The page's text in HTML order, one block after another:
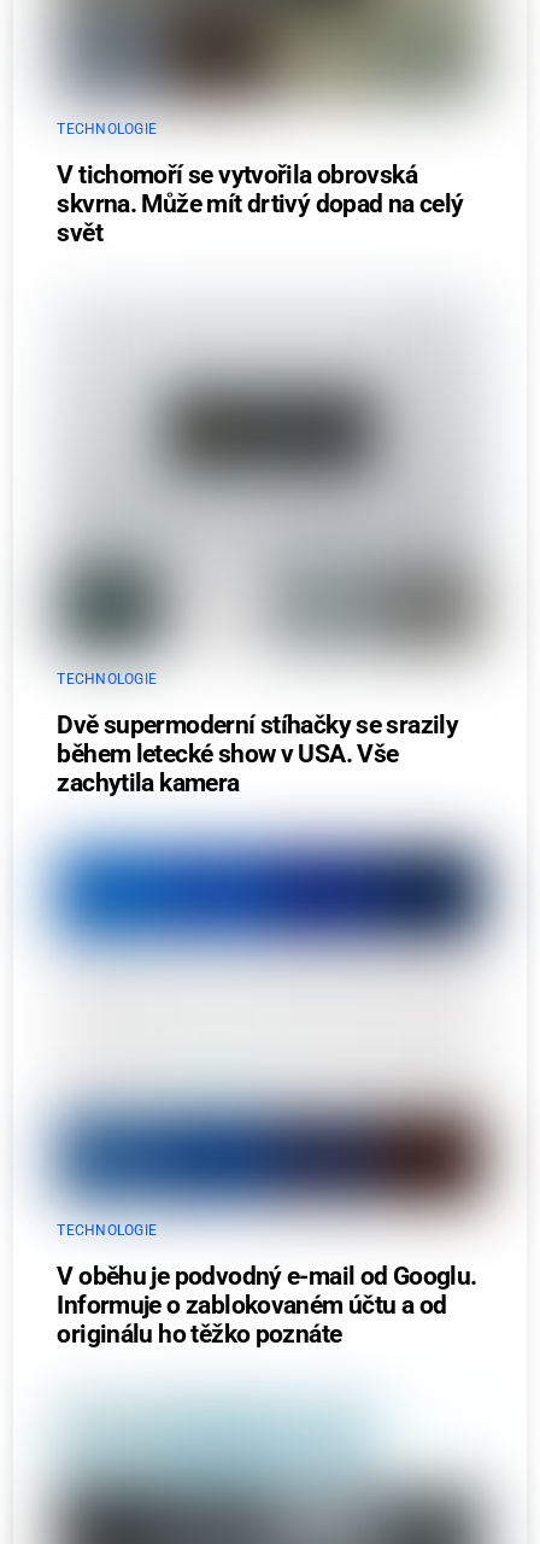
TECHNOLOGIE
V tichomoří se vytvořila obrovská
skvrna. Může mít drtivý dopad na celý
svět
TECHNOLOGIE
Dvě supermoderní stíhačky se srazily
během letecké show v USA. Vše
zachytila kamera
TECHNOLOGIE
V oběhu je podvodný e-mail od Googlu.
Informuje o zablokovaném účtu a od
originálu ho těžko poznáte